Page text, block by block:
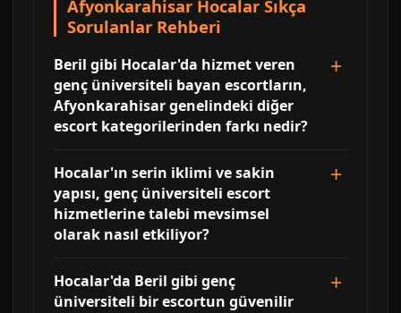
Afyonkarahisar Hocalar Sıkça
Sorulanlar Rehberi
Beril gibi Hocalar'da hizmet veren
genç üniversiteli bayan escortların,
Afyonkarahisar genelindeki diğer
escort kategorilerinden farkı nedir?
Hocalar'ın serin iklimi ve sakin
yapısı, genç üniversiteli escort
hizmetlerine talebi mevsimsel
olarak nasıl etkiliyor?
Hocalar'da Beril gibi genç
üniversiteli bir escortun güvenilir